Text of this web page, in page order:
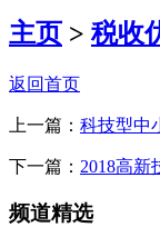
主页 > 税收
返回首页
上一篇： 科技型中
下一篇： 2018高新
频道精选